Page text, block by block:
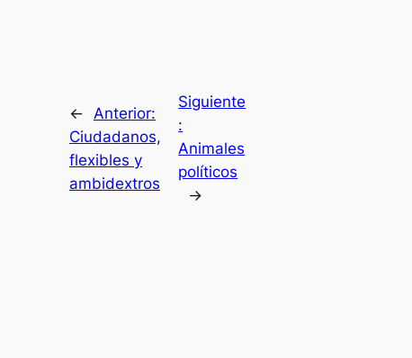
← Anterior:
Ciudadanos,
flexibles y
ambidextros
Siguiente
:
Animales
políticos
→